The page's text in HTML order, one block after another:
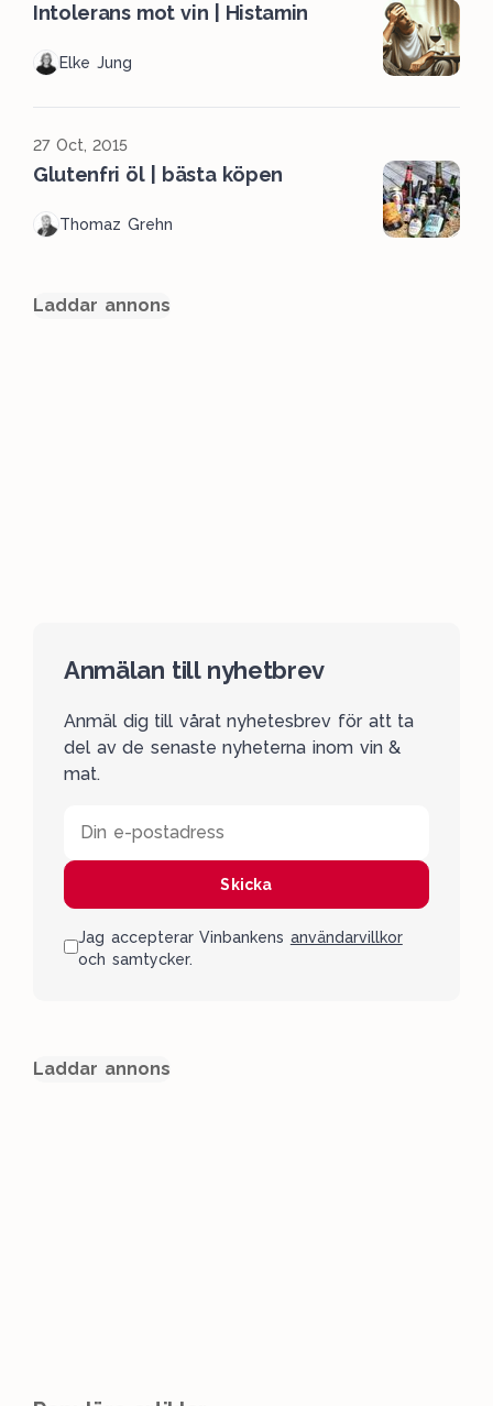
Intolerans mot vin | Histamin
Elke Jung
27 Oct, 2015
Glutenfri öl | bästa köpen
Thomaz Grehn
Laddar annons
Anmälan till nyhetbrev
Anmäl dig till vårat nyhetesbrev för att ta
del av de senaste nyheterna inom vin &
mat.
Din e-postadress
Skicka
Jag accepterar Vinbankens användarvillkor
och samtycker.
Laddar annons